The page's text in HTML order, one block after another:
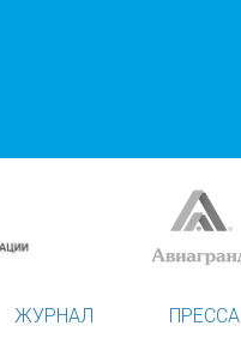
ЖУРНАЛ ПРЕССА